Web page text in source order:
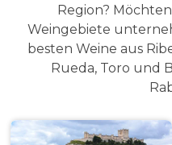
Region?
Weingebiete
besten Weine aus
Rueda, Toro und